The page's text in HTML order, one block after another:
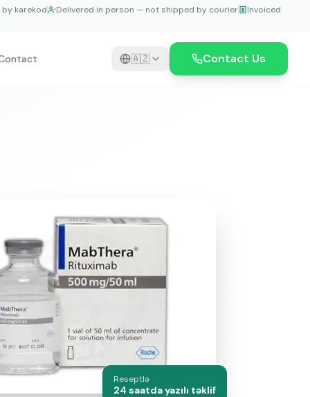
karekod Delivered in person — not shipped by courier
Invoiced
🇦🇿 Contact Us
Reseptlə
24 saatda yazılı təklif